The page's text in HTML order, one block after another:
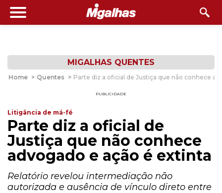
MIGALHAS QUENTES
Home > Quentes > Parte diz a oficial de Justiça que não conhece
PUBLICIDADE
Litigância de má-fé
Parte diz a oficial de
Justiça que não conhece
advogado e ação é extinta
Relatório revelou intermediação não
autorizada e ausência de vínculo direto entre